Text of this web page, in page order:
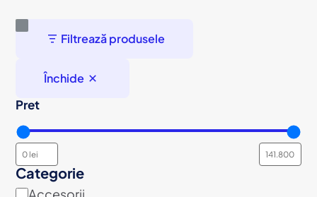
Filtrează produsele
Închide
Pret
Categorie
categorie
Accesorii